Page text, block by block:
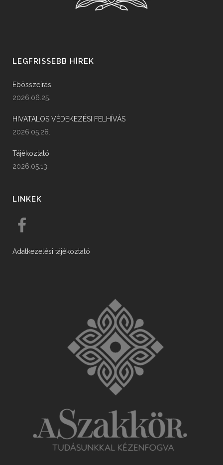
LEGFRISSEBB HÍREK
Ebösszeírás
2026.06.25.
HIVATALOS VÉDEKEZÉSI FELHÍVÁS
2026.05.28.
Tájékoztató
2026.05.13.
LINKEK
Adatkezelési tájékoztató